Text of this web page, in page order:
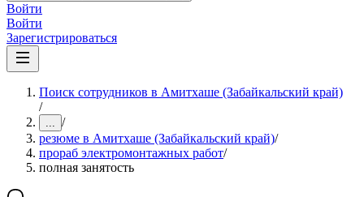
Войти
Войти
Зарегистрироваться
Поиск сотрудников в Амитхаше (Забайкальский край)
/
... /
резюме в Амитхаше (Забайкальский край)/
прораб электромонтажных работ/
полная занятость